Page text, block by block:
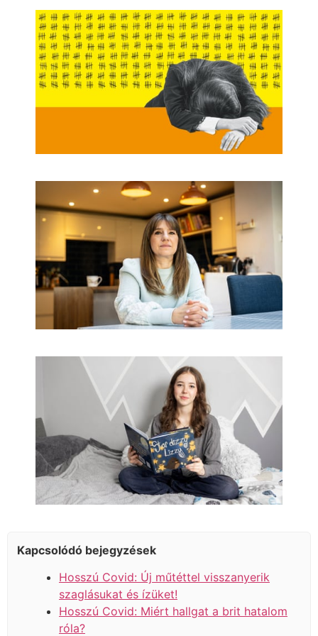
Kapcsolódó bejegyzések
Hosszú Covid: Új műtéttel visszanyerik
szaglásukat és ízüket!
Hosszú Covid: Miért hallgat a brit hatalom
róla?